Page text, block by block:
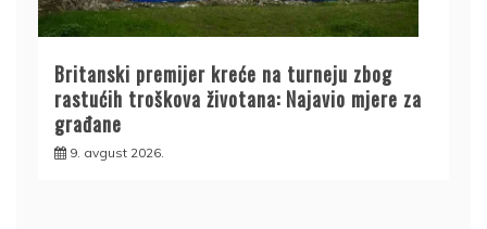
Britanski premijer kreće na turneju zbog
rastućih troškova životana: Najavio mjere za
građane
9. avgust 2026.